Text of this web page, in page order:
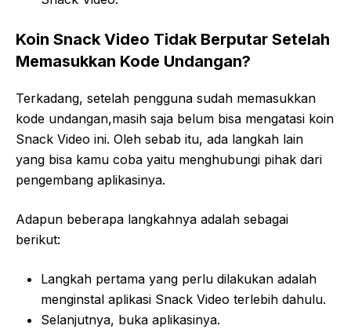
Koin Snack Video Tidak Berputar Setelah
Memasukkan Kode Undangan?
Terkadang, setelah pengguna sudah memasukkan
kode undangan,masih saja belum bisa mengatasi koin
Snack Video ini. Oleh sebab itu, ada langkah lain
yang bisa kamu coba yaitu menghubungi pihak dari
pengembang aplikasinya.
Adapun beberapa langkahnya adalah sebagai
berikut:
Langkah pertama yang perlu dilakukan adalah
menginstal aplikasi Snack Video terlebih dahulu.
Selanjutnya, buka aplikasinya.